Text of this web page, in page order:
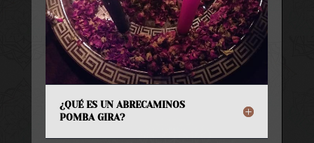
¿QUÉ ES UN ABRECAMINOS
POMBA GIRA?